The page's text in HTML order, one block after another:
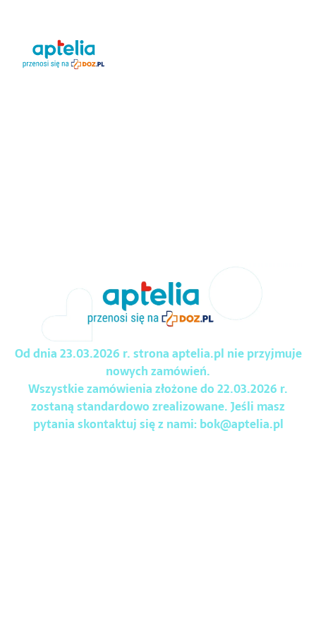
Od dnia 23.03.2026 r. strona aptelia.pl nie przyjmuje
nowych zamówień.
Wszystkie zamówienia złożone do 22.03.2026 r.
zostaną standardowo zrealizowane. Jeśli masz
pytania skontaktuj się z nami:bok@aptelia.pl